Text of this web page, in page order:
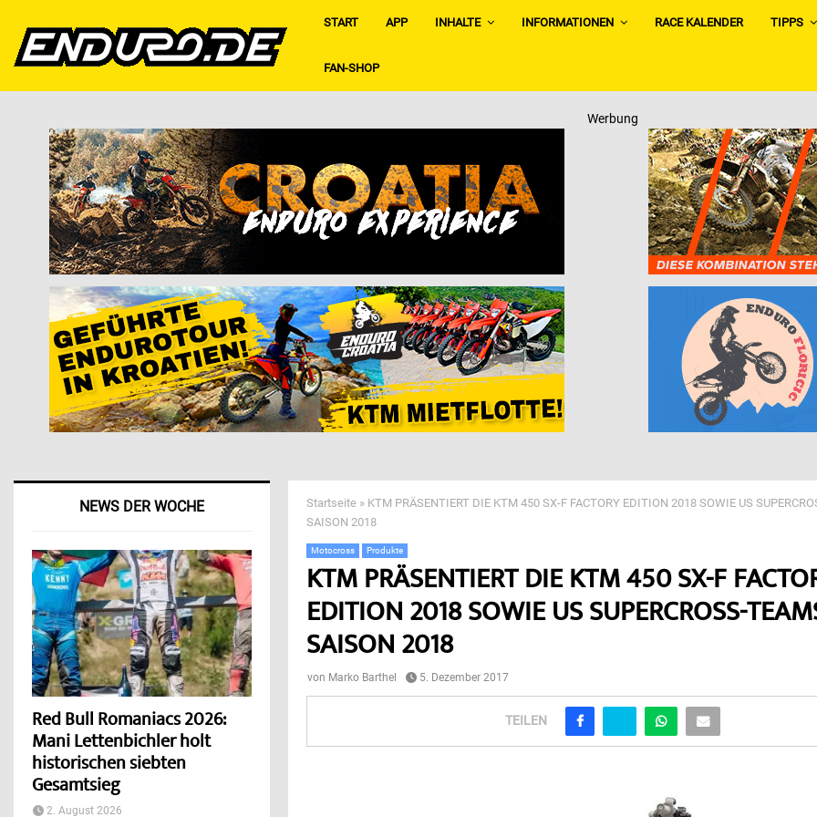
START APP INHALTE INFORMATIONEN RACE KALENDER TIPPS
FAN-SHOP
Werbung
Startseite » KTM PRÄSENTIERT DIE KTM 450 SX-F FACTORY EDITION 2018 SOWIE US
SAISON 2018
Motocross Produkte
KTM PRÄSENTIERT DIE KTM 450 SX-F
EDITION 2018 SOWIE US SUPERCROSS-
SAISON 2018
von Marko Barthel 5. Dezember 2017
TEILEN
NEWS DER WOCHE
Red Bull Romaniacs 2026:
Mani Lettenbichler holt
historischen siebten
Gesamtsieg
2. August 2026